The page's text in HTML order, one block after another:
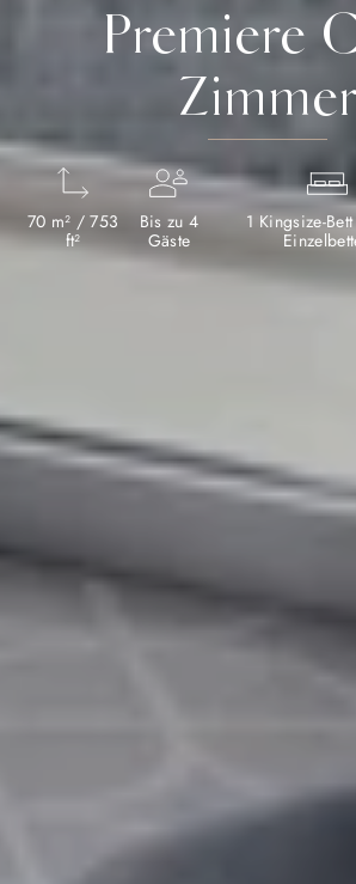
Premiere
70 m² / 753
ft²
Bis zu 4
Gäste
1 Kingsize-